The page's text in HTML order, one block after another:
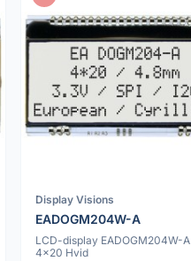
Display Visions
EADOGM204W-A
LCD-display EADOGM204W-A
4x20 Hvid